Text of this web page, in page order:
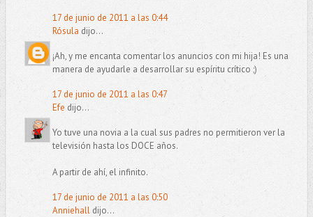
17 de junio de 2011 a las 0:44
Rósula dijo...
¡Ah, y me encanta comentar los anuncios con mi hija! Es una
manera de ayudarle a desarrollar su espíritu crítico ;)
17 de junio de 2011 a las 0:47
Efe dijo...
Yo tuve una novia a la cual sus padres no permitieron ver la
televisión hasta los DOCE años.
A partir de ahí, el infinito.
17 de junio de 2011 a las 0:50
Anniehalldijo...